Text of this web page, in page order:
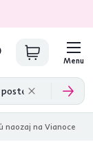
Menu
naozaj na Vianoce